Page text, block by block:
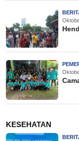
KESEHATAN